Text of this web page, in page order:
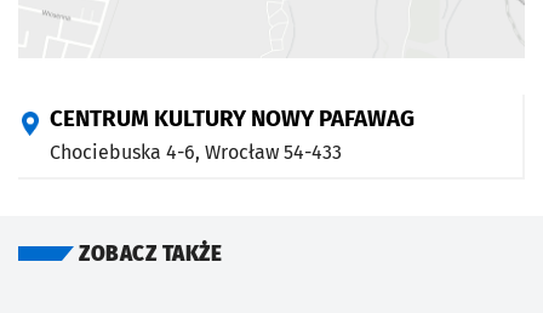
CENTRUM KULTURY NOWY PAFAWAG
Chociebuska 4-6, Wrocław 54-433
ZOBACZ TAKŻE